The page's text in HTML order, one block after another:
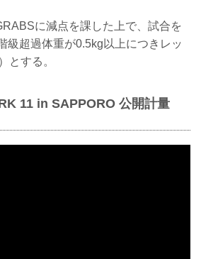
に減点を課した上で、試合を
級超過体重が0.5kg以上につきレッ
とする。
11 in SAPPORO 公開計量